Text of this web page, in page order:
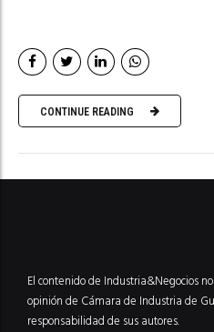
CONTINUE READING
El contenido de Industria&Negocios
opinión de Cámara de Industria de
responsabilidad de sus autores.